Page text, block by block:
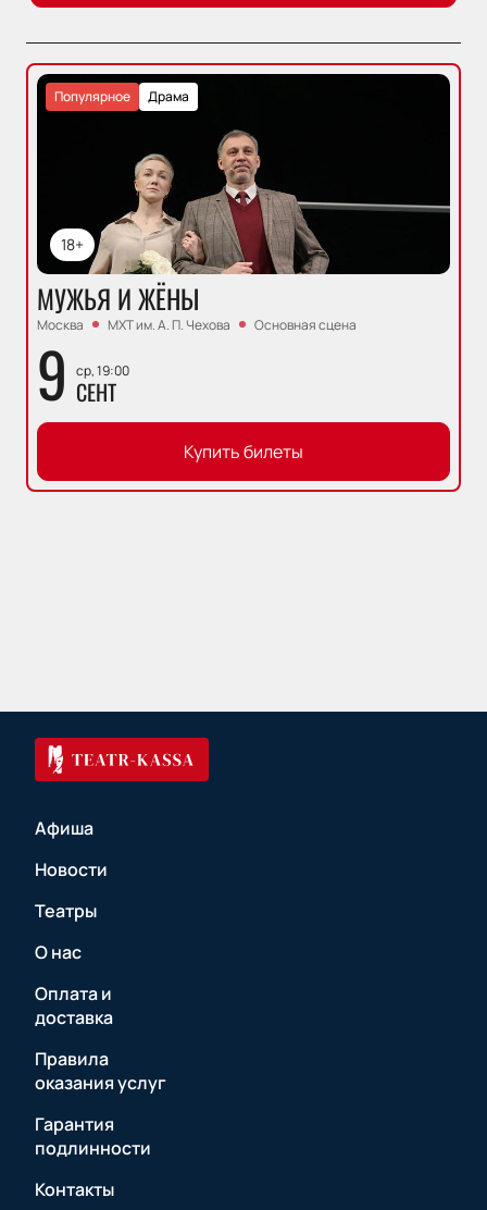
18+
Драма
Популярное
МУЖЬЯ И ЖЁНЫ
Москва МХТ им. А. П. Чехова Основная сцена
9 ср, 19:00
СЕНТ
Купить билеты
Афиша
Новости
Театры
О нас
Оплата и
доставка
Правила
оказания услуг
Гарантия
подлинности
Контакты